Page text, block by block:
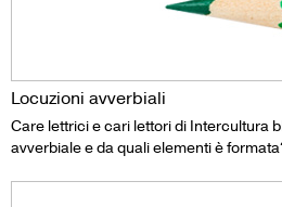
Locuzioni avverbiali
Care lettrici e cari lettori di Intercultura
avverbiale e da quali elementi è